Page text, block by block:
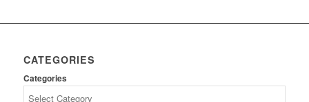
CATEGORIES
Categories